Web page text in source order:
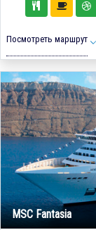
Посмотреть маршрут
MSC Fantasia